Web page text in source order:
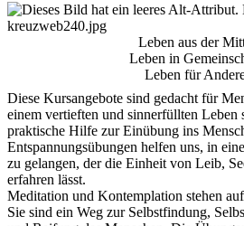
Leben aus der
Leben in
Leben für
Diese Kursangebote sind gedacht für
einem vertieften und sinnerfüllten Leben
praktische Hilfe zur Einübung ins
Entspannungsübungen helfen uns, in
zu gelangen, der die Einheit von Leib,
erfahren lässt.
Meditation und Kontemplation stehen
Sie sind ein Weg zur Selbstfindung,